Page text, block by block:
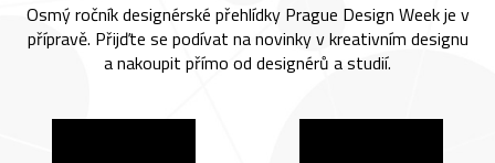
Osmý ročník designérské přehlídky Prague Design Week je v
přípravě. Přijďte se podívat na novinky v kreativním designu
a nakoupit přímo od designérů a studií.